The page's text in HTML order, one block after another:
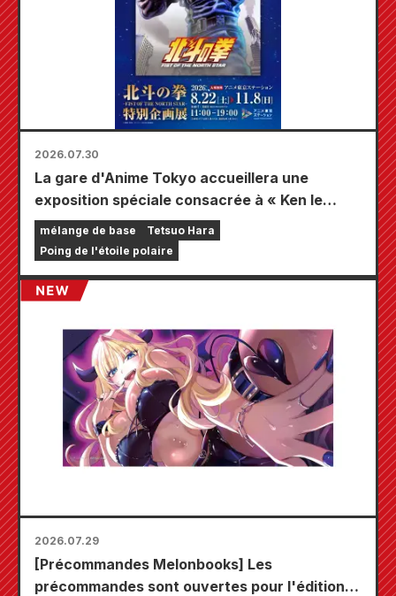
2026.07.30
La gare d'Anime Tokyo accueillera une
exposition spéciale consacrée à « Ken le
Survivant » !!
mélange de base
Tetsuo Hara
Poing de l'étoile polaire
2026.07.29
[Précommandes Melonbooks] Les
précommandes sont ouvertes pour l'édition